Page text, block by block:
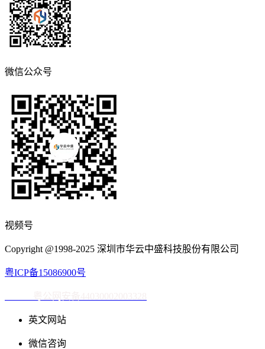
微信公众号
视频号
Copyright @1998-2025 深圳市华云中盛科技股份有限公司
粤ICP备15086900号
英文网站
微信咨询